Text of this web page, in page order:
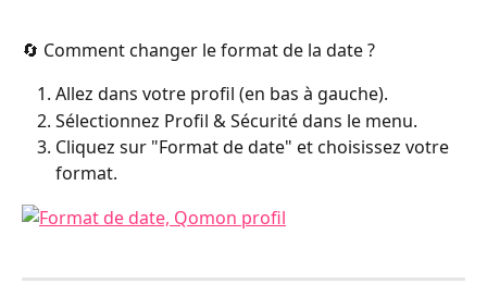
🔄 Comment changer le format de la date ?
Allez dans votre profil (en bas à gauche).
Sélectionnez Profil & Sécurité dans le menu.
Cliquez sur "Format de date" et choisissez votre
format.